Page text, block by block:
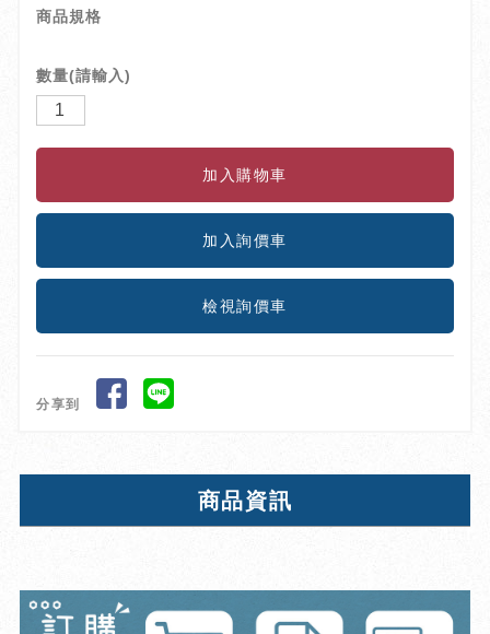
商品規格
數量(請輸入)
檢視詢價車
分享到
商品資訊